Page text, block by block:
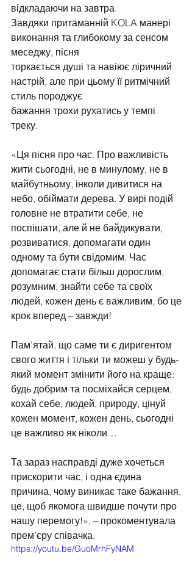
відкладаючи на завтра.
Завдяки притаманній KOLA манері
виконання та глибокому за сенсом
меседжу, пісня
торкається душі та навіює ліричний
настрій, але при цьому її ритмічний
стиль породжує
бажання трохи рухатись у темпі
треку.
«Ця пісня про час. Про важливість
жити сьогодні, не в минулому, не в
майбутньому, інколи дивитися на
небо, обіймати дерева. У вирі подій
головне не втратити себе, не
поспішати, але й не байдикувати,
розвиватися, допомагати один
одному та бути свідомим. Час
допомагає стати більш дорослим,
розумним, знайти себе та своїх
людей, кожен день є важливим, бо це
крок вперед – завжди!
Пам’ятай, що саме ти є диригентом
свого життя і тільки ти можеш у будь-
який момент змінити його на краще:
будь добрим та посміхайся серцем,
кохай себе, людей, природу, цінуй
кожен момент, кожен день, сьогодні
це важливо як ніколи…
Та зараз насправді дуже хочеться
прискорити час, і одна єдина
причина, чому виникає таке бажання,
це, щоб якомога швидше почути про
нашу перемогу!», – прокоментувала
прем’єру співачка.
https://youtu.be/GuoMrhFyNAM